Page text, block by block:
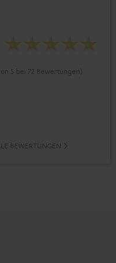
5 bei 72 Bewertungen)
BEWERTUNGEN